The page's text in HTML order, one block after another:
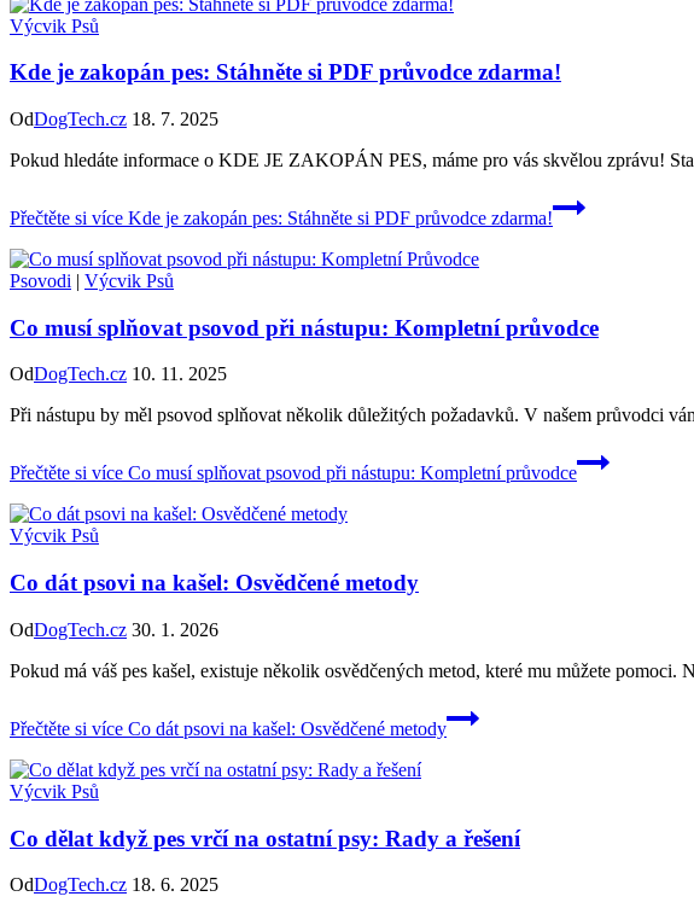
Výcvik Psů
Kde je zakopán pes: Stáhněte si PDF průvodce zdarma!
OdDogTech.cz 18. 7. 2025
Pokud hledáte informace o KDE JE ZAKOPÁN PES, máme pro vás skvělou zprávu!
Přečtěte si více Kde je zakopán pes: Stáhněte si PDF průvodce zdarma!
Psovodi | Výcvik Psů
Co musí splňovat psovod při nástupu: Kompletní průvodce
OdDogTech.cz 10. 11. 2025
Při nástupu by měl psovod splňovat několik důležitých požadavků. V našem průvodci
Přečtěte si více Co musí splňovat psovod při nástupu: Kompletní průvodce
Výcvik Psů
Co dát psovi na kašel: Osvědčené metody
OdDogTech.cz 30. 1. 2026
Pokud má váš pes kašel, existuje několik osvědčených metod, které mu můžete
Přečtěte si více Co dát psovi na kašel: Osvědčené metody
Výcvik Psů
Co dělat když pes vrčí na ostatní psy: Rady a řešení
OdDogTech.cz 18. 6. 2025